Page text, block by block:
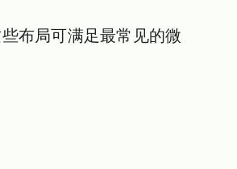
布局可满足最常见的微